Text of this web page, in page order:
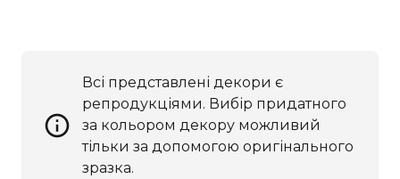
Всі представлені декори є
репродукціями. Вибір придатного
за кольором декору можливий
тільки за допомогою оригінального
зразка.